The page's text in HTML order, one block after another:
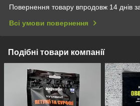
Повернення товару впродовж 14 днів
Всі умови повернення
Подібні товари компанії